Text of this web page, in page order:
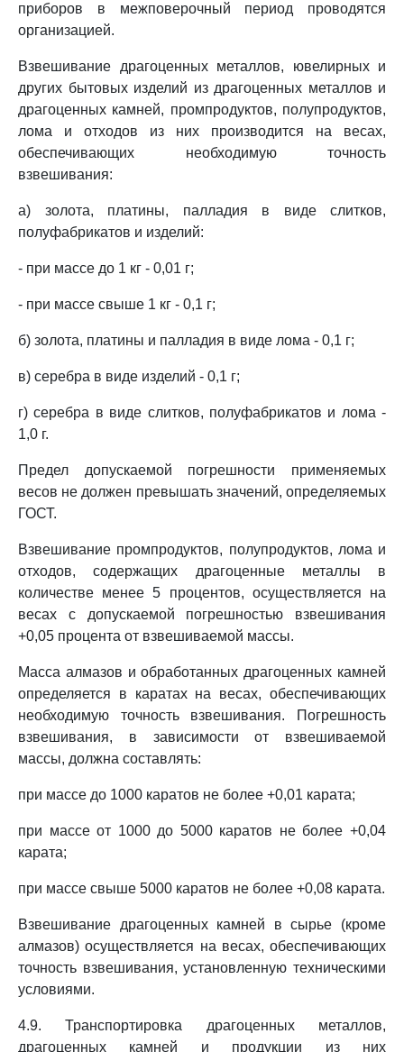
приборов в межповерочный период проводятся
организацией.
Взвешивание драгоценных металлов, ювелирных и
других бытовых изделий из драгоценных металлов и
драгоценных камней, промпродуктов, полупродуктов,
лома и отходов из них производится на весах,
обеспечивающих необходимую точность
взвешивания:
а) золота, платины, палладия в виде слитков,
полуфабрикатов и изделий:
- при массе до 1 кг - 0,01 г;
- при массе свыше 1 кг - 0,1 г;
б) золота, платины и палладия в виде лома - 0,1 г;
в) серебра в виде изделий - 0,1 г;
г) серебра в виде слитков, полуфабрикатов и лома -
1,0 г.
Предел допускаемой погрешности применяемых
весов не должен превышать значений, определяемых
ГОСТ.
Взвешивание промпродуктов, полупродуктов, лома и
отходов, содержащих драгоценные металлы в
количестве менее 5 процентов, осуществляется на
весах с допускаемой погрешностью взвешивания
+0,05 процента от взвешиваемой массы.
Масса алмазов и обработанных драгоценных камней
определяется в каратах на весах, обеспечивающих
необходимую точность взвешивания. Погрешность
взвешивания, в зависимости от взвешиваемой
массы, должна составлять:
при массе до 1000 каратов не более +0,01 карата;
при массе от 1000 до 5000 каратов не более +0,04
карата;
при массе свыше 5000 каратов не более +0,08 карата.
Взвешивание драгоценных камней в сырье (кроме
алмазов) осуществляется на весах, обеспечивающих
точность взвешивания, установленную техническими
условиями.
4.9. Транспортировка драгоценных металлов,
драгоценных камней и продукции из них